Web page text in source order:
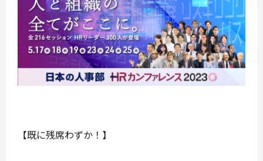
【既に残席わずか！】